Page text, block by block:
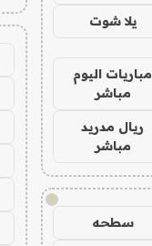
يلا شوت
مباريات اليوم
مباشر
ريال مدريد
مباشر
!
سطحه